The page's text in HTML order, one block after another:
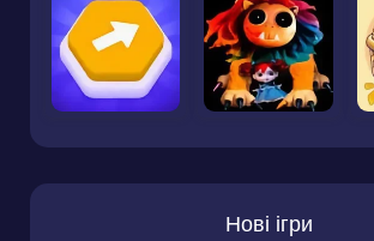
Нові ігри